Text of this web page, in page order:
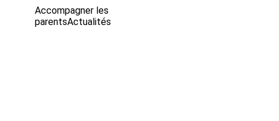
Accompagner les
parentsActualités